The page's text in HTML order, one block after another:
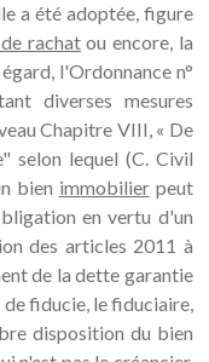
a été adoptée, figure
rachatou encore, la
l'Ordonnance n°
diverses mesures
Chapitre VIII, « De
selon lequel (C. Civil
bien immobilierpeut
en vertu d'un
des articles 2011 à
de la dette garantie
fiducie, le fiduciaire,
disposition du bien